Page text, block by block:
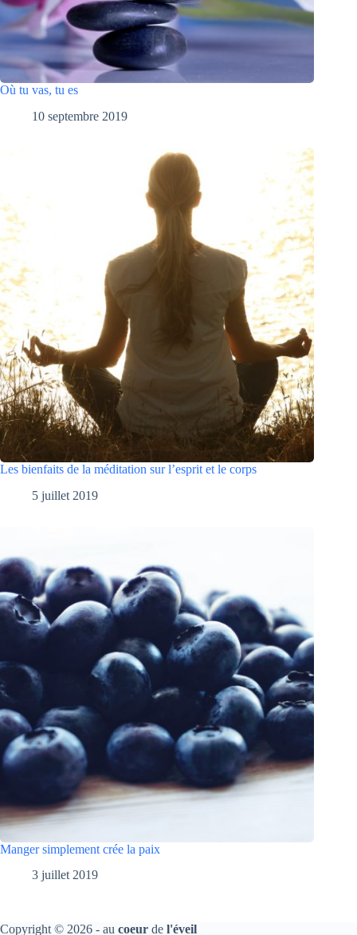
Où tu vas, tu es
10 septembre 2019
Les bienfaits de la méditation sur l’esprit et le corps
5 juillet 2019
Manger simplement crée la paix
3 juillet 2019
Copyright © 2026 - au coeur de l'éveil